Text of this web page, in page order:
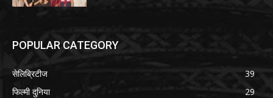
POPULAR CATEGORY
सेलिब्रिटीज
39
फिल्मी दुनिया
29